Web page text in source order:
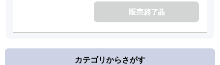
カテゴリからさがす